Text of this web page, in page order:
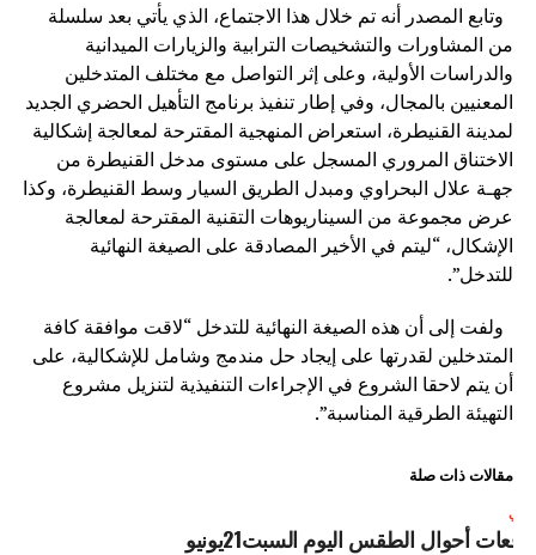
وتابع المصدر أنه تم خلال هذا الاجتماع، الذي يأتي بعد سلسلة
من المشاورات والتشخيصات الترابية والزيارات الميدانية
والدراسات الأولية، وعلى إثر التواصل مع مختلف المتدخلين
المعنيين بالمجال، وفي إطار تنفيذ برنامج التأهيل الحضري الجديد
لمدينة القنيطرة، استعراض المنهجية المقترحة لمعالجة إشكالية
الاختناق المروري المسجل على مستوى مدخل القنيطرة من
جهـة علال البحراوي ومبدل الطريق السيار وسط القنيطرة، وكذا
عرض مجموعة من السيناريوهات التقنية المقترحة لمعالجة
الإشكال، “ليتم في الأخير المصادقة على الصيغة النهائية
للتدخل”.
ولفت إلى أن هذه الصيغة النهائية للتدخل “لاقت موافقة كافة
المتدخلين لقدرتها على إيجاد حل مندمج وشامل للإشكالية، على
أن يتم لاحقا الشروع في الإجراءات التنفيذية لتنزيل مشروع
التهيئة الطرقية المناسبة”.
مقالات ذات صلة
أحوال الطقس اليوم السبت21يونيو